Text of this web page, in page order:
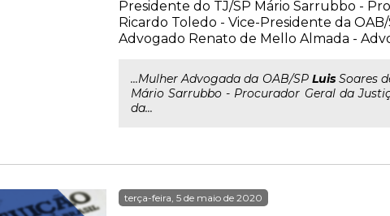
Presidente do TJ/SP Mário Sarrubbo -
Ricardo Toledo - Vice-Presidente da
Advogado Renato de Mello Almada -
...Mulher Advogada da OAB/SP LuisSoares
Mário Sarrubbo - Procurador Geral da
da...
terça-feira, 5 de maio de 2020